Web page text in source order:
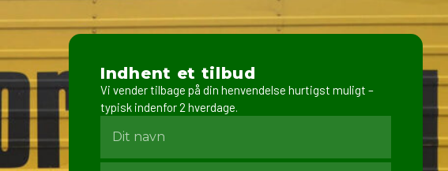
Indhent et tilbud
Vi vender tilbage på din henvendelse hurtigst muligt –
typisk indenfor 2 hverdage.